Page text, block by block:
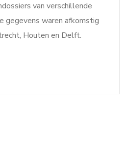
van verschillende
gegevens waren afkomstig
Houten en Delft.